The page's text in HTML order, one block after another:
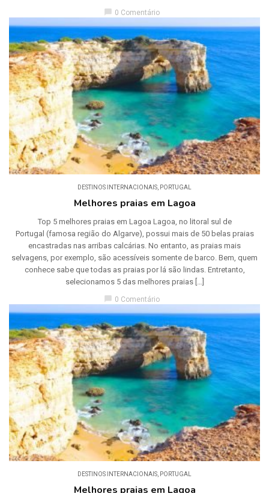
0 Comentário
DESTINOS INTERNACIONAIS PORTUGAL
Melhores praias em Lagoa
Top 5 melhores praias em Lagoa Lagoa, no litoral sul de
Portugal (famosa região do Algarve), possui mais de 50 belas praias
encastradas nas arribas calcárias. No entanto, as praias mais
selvagens, por exemplo, são acessíveis somente de barco. Bem, quem
conhece sabe que todas as praias por lá são lindas. Entretanto,
selecionamos 5 das melhores praias […]
chat_bubble 0 Comentário
DESTINOS INTERNACIONAIS, PORTUGAL
Melhores praias em Lagoa